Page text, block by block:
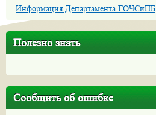
Информация Департамента ГОЧСиПБ
Полезно знать
Сообщить об ошибке